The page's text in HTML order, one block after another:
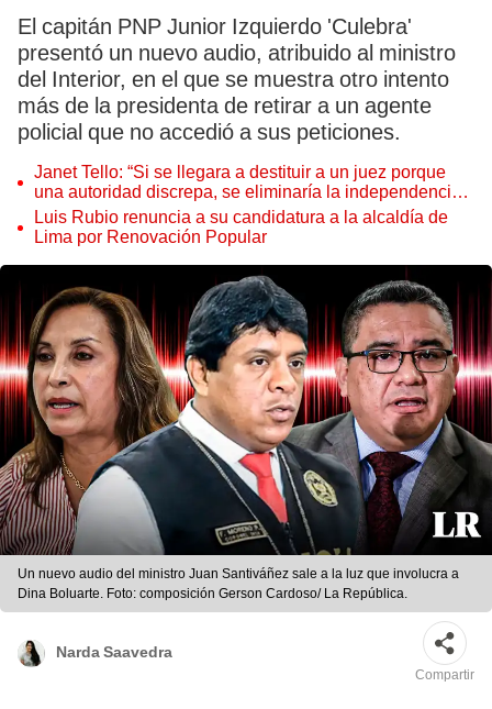
El capitán PNP Junior Izquierdo 'Culebra'
presentó un nuevo audio, atribuido al ministro
del Interior, en el que se muestra otro intento
más de la presidenta de retirar a un agente
policial que no accedió a sus peticiones.
Janet Tello: “Si se llegara a destituir a un juez porque
una autoridad discrepa, se eliminaría la independencia
judicial”
Luis Rubio renuncia a su candidatura a la alcaldía de
Lima por Renovación Popular
Un nuevo audio del ministro Juan Santiváñez sale a la luz que involucra a
Dina Boluarte. Foto: composición Gerson Cardoso/ La República.
Narda Saavedra
Compartir